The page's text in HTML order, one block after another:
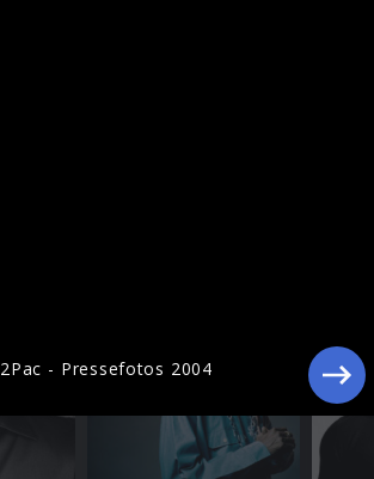
2Pac - Pressefotos 2004